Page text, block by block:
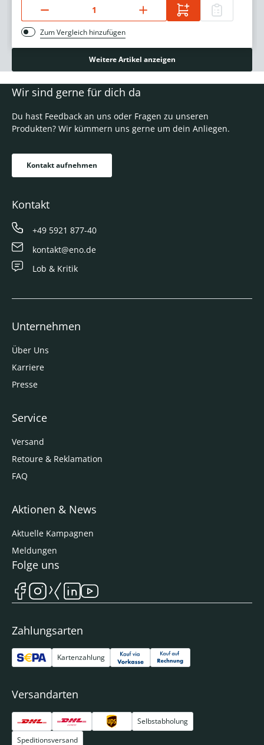
Zum Vergleich hinzufügen
Weitere Artikel anzeigen
Wir sind gerne für dich da
Du hast Feedback an uns oder Fragen zu unseren
Produkten? Wir kümmern uns gerne um dein Anliegen.
Kontakt aufnehmen
Kontakt
+49 5921 877-40
kontakt@eno.de
Lob & Kritik
Unternehmen
Über Uns
Karriere
Presse
Service
Versand
Retoure & Reklamation
FAQ
Aktionen & News
Aktuelle Kampagnen
Meldungen
Zahlungsarten
Kartenzahlung
Versandarten
Selbstabholung
Speditionsversand
Folge uns